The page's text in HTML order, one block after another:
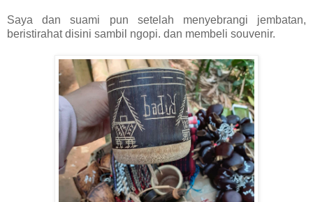
Saya dan suami pun setelah menyebrangi jembatan,
beristirahat disini sambil ngopi. dan membeli souvenir.